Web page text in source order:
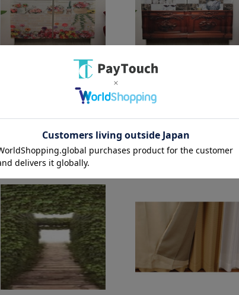
高さ調整暖簾 ガーデン
85×175 M5371 ガーデン
￥2,728
バリエーション：なし
在庫：○
ー 85×175 M5374 カウンタ
ーバー
￥2,728
バリエーション：なし